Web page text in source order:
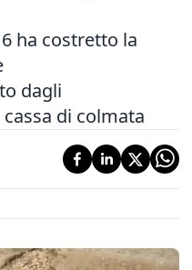
ha costretto la
dagli
di colmata